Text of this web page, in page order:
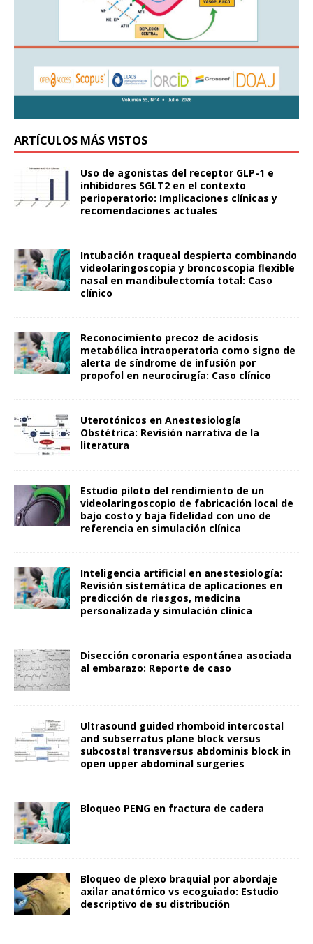
ARTÍCULOS MÁS VISTOS
Uso de agonistas del receptor GLP-1 e
inhibidores SGLT2 en el contexto
perioperatorio: Implicaciones clínicas y
recomendaciones actuales
Intubación traqueal despierta combinando
videolaringoscopia y broncoscopia flexible
nasal en mandibulectomía total: Caso
clínico
Reconocimiento precoz de acidosis
metabólica intraoperatoria como signo de
alerta de síndrome de infusión por
propofol en neurocirugía: Caso clínico
Uterotónicos en Anestesiología
Obstétrica: Revisión narrativa de la
literatura
Estudio piloto del rendimiento de un
videolaringoscopio de fabricación local de
bajo costo y baja fidelidad con uno de
referencia en simulación clínica
Inteligencia artificial en anestesiología:
Revisión sistemática de aplicaciones en
predicción de riesgos, medicina
personalizada y simulación clínica
Disección coronaria espontánea asociada
al embarazo: Reporte de caso
Ultrasound guided rhomboid intercostal
and subserratus plane block versus
subcostal transversus abdominis block in
open upper abdominal surgeries
Bloqueo PENG en fractura de cadera
Bloqueo de plexo braquial por abordaje
axilar anatómico vs ecoguiado: Estudio
descriptivo de su distribución